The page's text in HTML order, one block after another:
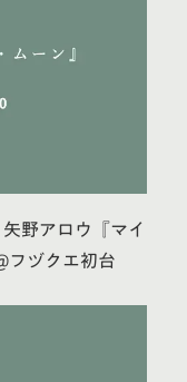
野アロウ『マイ
フヅクエ初台